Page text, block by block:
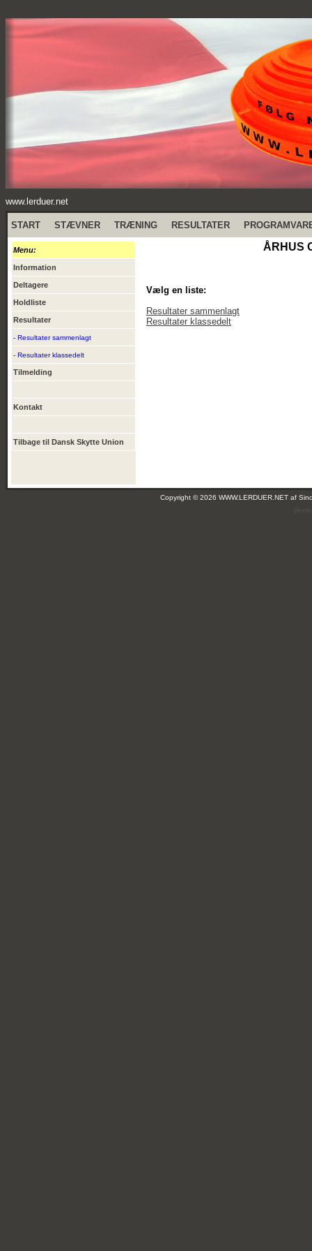
www.lerduer.net
START STÆVNER TRÆNING RESULTATER
Menu:
Information
Deltagere
Holdliste
Resultater
- Resultater sammenlagt
- Resultater klassedelt
Tilmelding
Kontakt
Tilbage til Dansk Skytte Union
ÅRHUS
Vælg en liste:
Resultater sammenlagt
Resultater klassedelt
Copyright © 2026 WWW.LERDUER.NET af